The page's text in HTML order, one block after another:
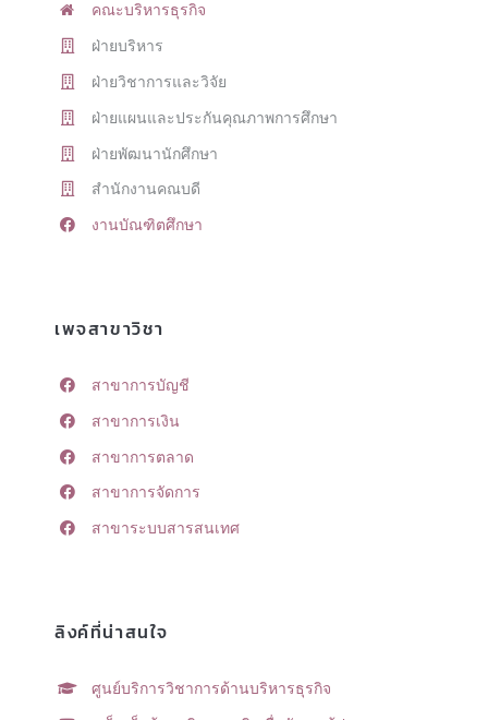
คณะบริหารธุรกิจ
ฝ่ายบริหาร
ฝ่ายวิชาการและวิจัย
ฝ่ายแผนและประกันคุณภาพการศึกษา
ฝ่ายพัฒนานักศึกษา
สำนักงานคณบดี
งานบัณฑิตศึกษา
เพจสาขาวิชา
สาขาการบัญชี
สาขาการเงิน
สาขาการตลาด
สาขาการจัดการ
สาขาระบบสารสนเทศ
ลิงค์ที่น่าสนใจ
ศูนย์บริการวิชาการด้านบริหารธุรกิจ